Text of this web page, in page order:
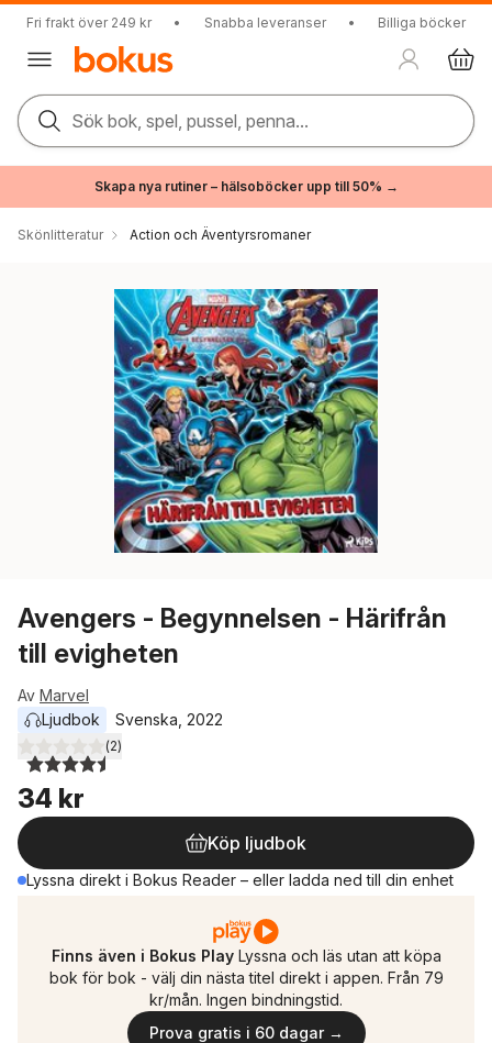
Fri frakt över 249 kr • Snabba leveranser • Billiga böcker
Sök bok, spel, pussel, penna...
Skapa nya rutiner – hälsoböcker upp till 50% →
Skönlitteratur Action och Äventyrsromaner
Avengers - Begynnelsen - Härifrån
till evigheten
Av Marvel
Ljudbok
Svenska 2022
4,5utav 5 stjärnor. Totalt antal röster:
(2)
34 kr
Köp ljudbok
Lyssna direkt i Bokus Reader – eller ladda ned till din enhet
Finns även i Bokus Play Lyssna och läs utan att köpa
bok för bok - välj din nästa titel direkt i appen. Från 79
kr/mån. Ingen bindningstid.
Prova gratis i 60 dagar →